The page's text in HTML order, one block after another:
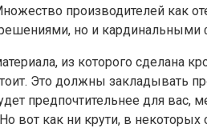
производителей как
но и
из которого
Это должны закладывать
предпочтительнее для
как ни крути, в